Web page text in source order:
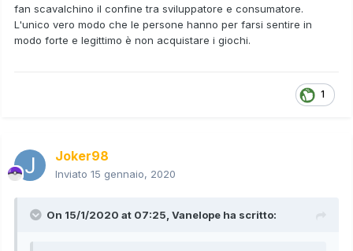
fan scavalchino il confine tra sviluppatore e consumatore.
L'unico vero modo che le persone hanno per farsi sentire in
modo forte e legittimo è non acquistare i giochi.
1
Joker98
Inviato 15 gennaio, 2020
On 15/1/2020 at 07:25, Vanelope ha scritto: